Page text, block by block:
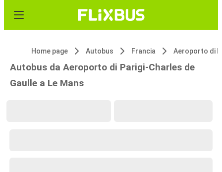
Home page Autobus Francia
Autobus da Aeroporto di Parigi-Charles de
Gaulle a Le Mans